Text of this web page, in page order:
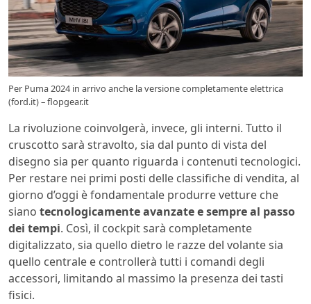
Per Puma 2024 in arrivo anche la versione completamente elettrica
(ford.it) – flopgear.it
La rivoluzione coinvolgerà, invece, gli interni. Tutto il
cruscotto sarà stravolto, sia dal punto di vista del
disegno sia per quanto riguarda i contenuti tecnologici.
Per restare nei primi posti delle classifiche di vendita, al
giorno d’oggi è fondamentale produrre vetture che
siano tecnologicamente avanzate e sempre al passo
dei tempi. Così, il cockpit sarà completamente
digitalizzato, sia quello dietro le razze del volante sia
quello centrale e controllerà tutti i comandi degli
accessori, limitando al massimo la presenza dei tasti
fisici.